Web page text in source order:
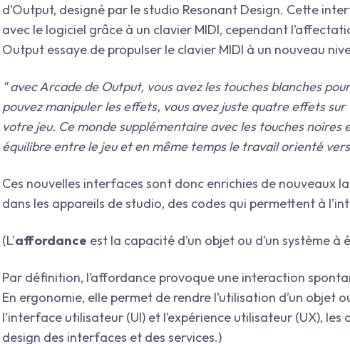
d’Output, designé par le studio Resonant Design. Cette
avec le logiciel grâce à un clavier MIDI, cependant
Output essaye de propulser le clavier MIDI à un nouveau
" avec Arcade de Output, vous avez les touches blanches
pouvez manipuler les effets, vous avez juste quatre effets
votre jeu. Ce monde supplémentaire avec les touches
équilibre entre le jeu et en même temps le travail orienté
Ces nouvelles interfaces sont donc enrichies de nouveaux
dans les appareils de studio, des codes qui permettent à
(L’affordance est la capacité d’un objet ou d’un système
Par définition, l’affordance provoque une interaction
En ergonomie, elle permet de rendre l’utilisation d’un objet
l’interface utilisateur (UI) et l’expérience utilisateur (UX),
design des interfaces et des services.)